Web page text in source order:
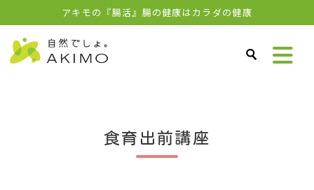
アキモの『腸活』腸の健康はカラダの健康
食育出前講座